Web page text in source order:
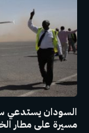
السودان يستدعي
مسيرة على مطار